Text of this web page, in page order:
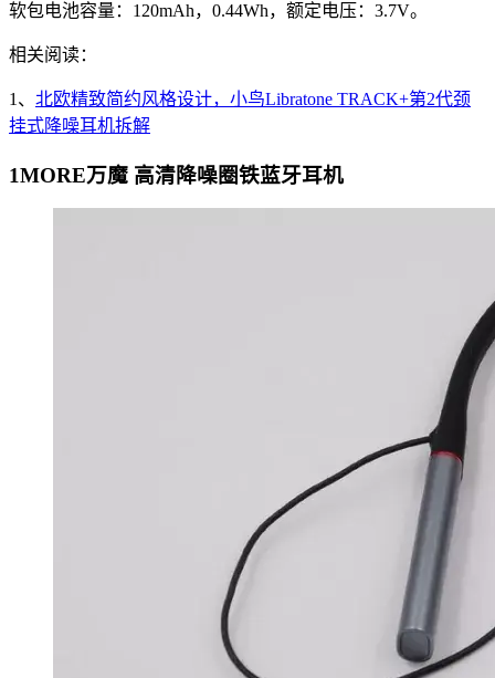
软包电池容量：120mAh，0.44Wh，额定电压：3.7V。
相关阅读：
1、 北欧精致简约风格设计，小鸟Libratone TRACK+第2代颈
挂式降噪耳机拆解
1MORE万魔 高清降噪圈铁蓝牙耳机